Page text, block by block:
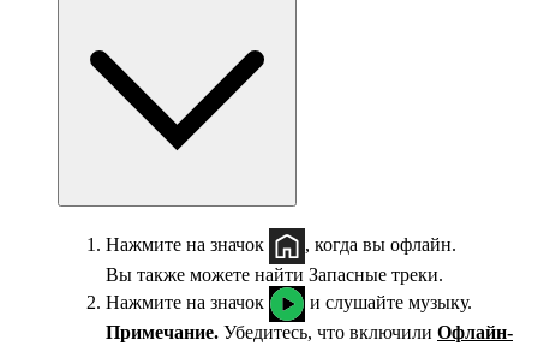
Нажмите на значок
, когда вы офлайн.
Вы также можете найти Запасные треки.
Нажмите на значок
и слушайте музыку.
Примечание. Убедитесь, что включили Офлайн-